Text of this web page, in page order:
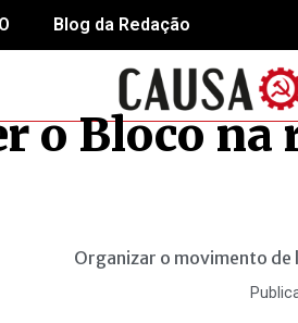
Blog da Redação
o Bloco na
Organizar o movimento de